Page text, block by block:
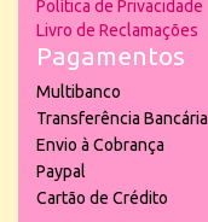
Política de Privacidade
Livro de Reclamações
Pagamentos
Multibanco
Transferência Bancária
Envio à Cobrança
Paypal
Cartão de Crédito